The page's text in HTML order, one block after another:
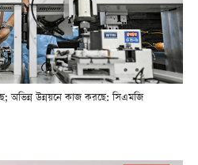
অভিন্ন উন্নয়নে কাজ করছে: সিএমজি